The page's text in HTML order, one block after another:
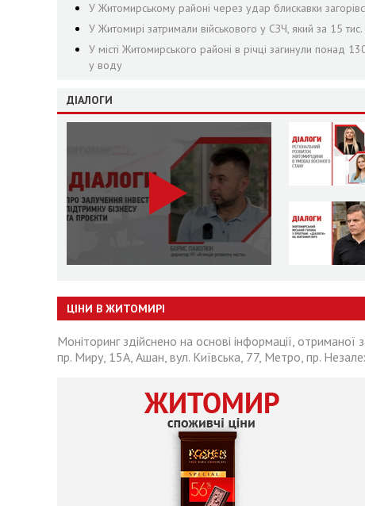
У Житомирському районі через удар блискавки
У Житомирі затримали військового у СЗЧ, який за 15
У місті Житомирського районі в річці загинули понад
у воду
ДІАЛОГИ
ЦІНИ В ЖИТОМИРІ
Моніторинг здійснено на основі інформації,
пр. Миру, 15А, Ашан, вул. Київська, 77, Метро, пр.